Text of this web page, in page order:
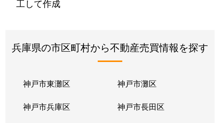
工して作成
兵庫県の市区町村から不動産売買情報を探す
神戸市東灘区 神戸市灘区
神戸市兵庫区 神戸市長田区